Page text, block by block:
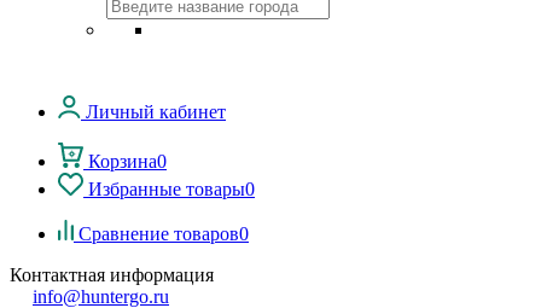
Личный кабинет
Корзина0
Избранные товары0
Сравнение товаров0
Контактная информация
info@huntergo.ru